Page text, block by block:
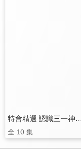
特會精選 認識三一神摯深的愛
全 10 集